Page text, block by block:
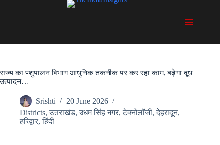
राज्य का पशुपालन विभाग आधुनिक तकनीक पर कर रहा काम, बढ़ेगा दूध
उत्पादन…
Srishti
20 June 2026
Districts,उत्तराखंड,उधम सिंह नगर,टेक्नोलॉजी,देहरादून,
हरिद्वार,हिंदी